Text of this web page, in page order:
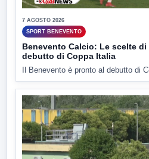
7 AGOSTO 2026
SPORT BENEVENTO
Benevento Calcio: Le scelte
debutto di Coppa Italia
Il Benevento è pronto al debutto di